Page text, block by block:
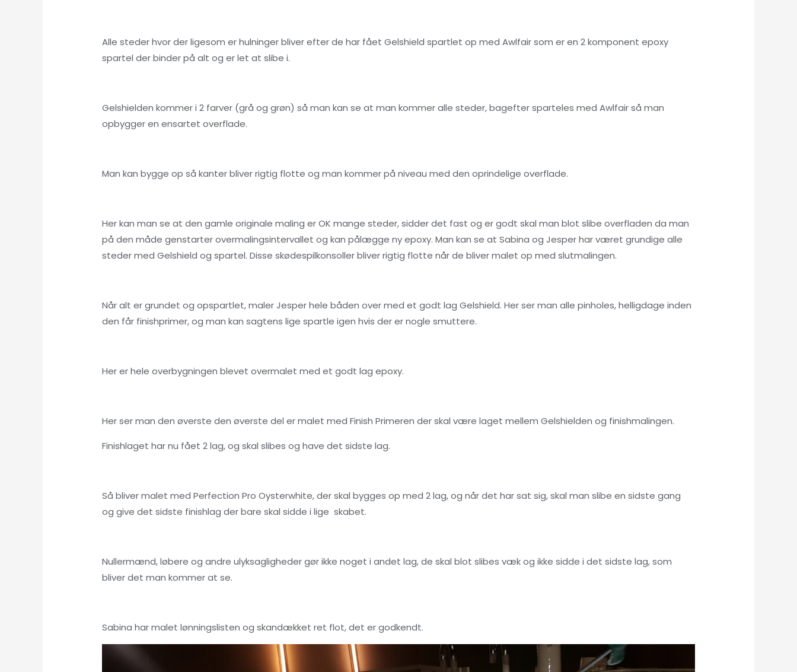
Alle steder hvor der ligesom er hulninger bliver efter de har fået Gelshield spartlet op med Awlfair som er en 2 komponent epoxy
spartel der binder på alt og er let at slibe i.
Gelshielden kommer i 2 farver (grå og grøn) så man kan se at man kommer alle steder, bagefter sparteles med Awlfair så man
opbygger en ensartet overflade.
Man kan bygge op så kanter bliver rigtig flotte og man kommer på niveau med den oprindelige overflade.
Her kan man se at den gamle originale maling er OK mange steder, sidder det fast og er godt skal man blot slibe overfladen da man
på den måde genstarter overmalingsintervallet og kan pålægge ny epoxy. Man kan se at Sabina og Jesper har været grundige alle
steder med Gelshield og spartel. Disse skødespilkonsoller bliver rigtig flotte når de bliver malet op med slutmalingen.
Når alt er grundet og opspartlet, maler Jesper hele båden over med et godt lag Gelshield. Her ser man alle pinholes, helligdage inden
den får finishprimer, og man kan sagtens lige spartle igen hvis der er nogle smuttere.
Her er hele overbygningen blevet overmalet med et godt lag epoxy.
Her ser man den øverste den øverste del er malet med Finish Primeren der skal være laget mellem Gelshielden og finishmalingen.
Finishlaget har nu fået 2 lag, og skal slibes og have det sidste lag.
Så bliver malet med Perfection Pro Oysterwhite, der skal bygges op med 2 lag, og når det har sat sig, skal man slibe en sidste gang
og give det sidste finishlag der bare skal sidde i lige skabet.
Nullermænd, løbere og andre ulyksagligheder gør ikke noget i andet lag, de skal blot slibes væk og ikke sidde i det sidste lag, som
bliver det man kommer at se.
Sabina har malet lønningslisten og skandækket ret flot, det er godkendt.